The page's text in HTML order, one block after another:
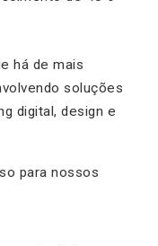
há de mais
soluções
digital, design e
para nossos